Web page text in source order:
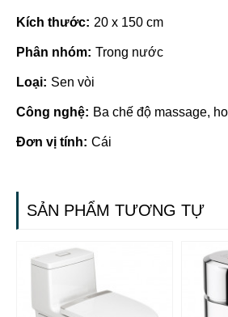
Kích thước: 20 x 150 cm
Phân nhóm: Trong nước
Loại: Sen vòi
Công nghệ: Ba chế độ massage,
Đơn vị tính: Cái
SẢN PHẨM TƯƠNG TỰ